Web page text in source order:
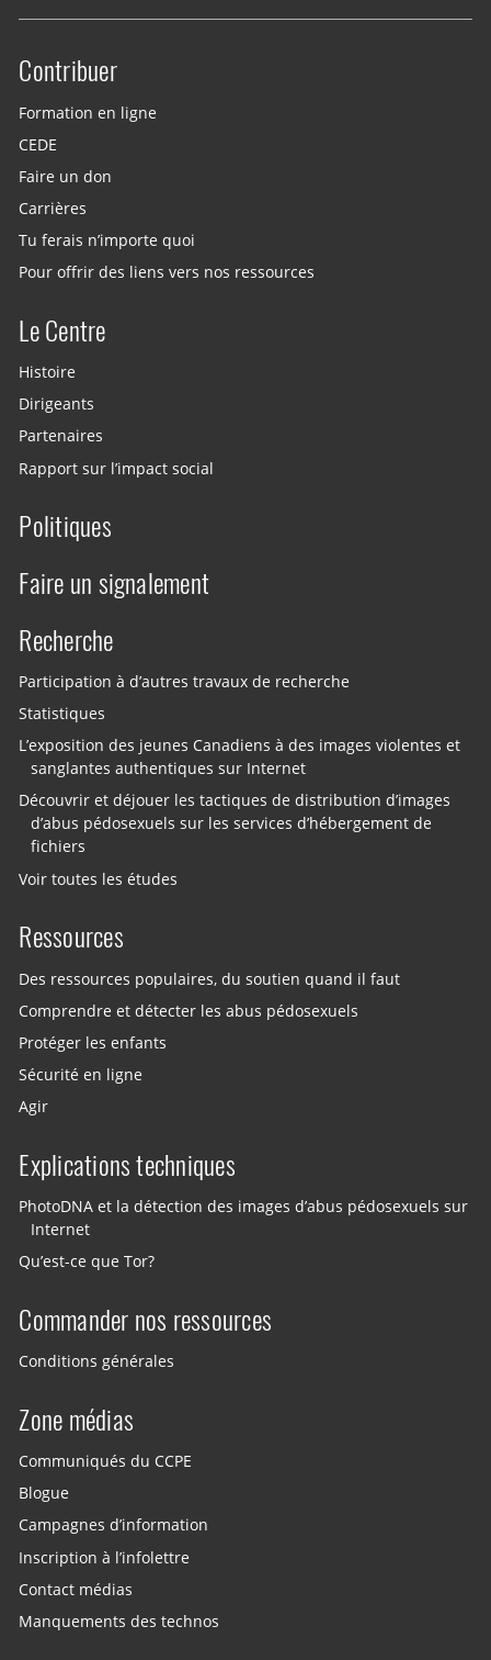
Site menu
Contribuer
Formation en ligne
CEDE
Faire un don
Carrières
Tu ferais n’importe quoi
Pour offrir des liens vers nos ressources
Le Centre
Histoire
Dirigeants
Partenaires
Rapport sur l’impact social
Politiques
Faire un signalement
Recherche
Participation à d’autres travaux de recherche
Statistiques
L’exposition des jeunes Canadiens à des images violentes et
sanglantes authentiques sur Internet
Découvrir et déjouer les tactiques de distribution d’images
d’abus pédosexuels sur les services d’hébergement de
fichiers
Voir toutes les études
Ressources
Des ressources populaires, du soutien quand il faut
Comprendre et détecter les abus pédosexuels
Protéger les enfants
Sécurité en ligne
Agir
Explications techniques
PhotoDNA et la détection des images d’abus pédosexuels sur
Internet
Qu’est-ce que Tor?
Commander nos ressources
Conditions générales
Zone médias
Communiqués du CCPE
Blogue
Campagnes d’information
Inscription à l’infolettre
Contact médias
Manquements des technos